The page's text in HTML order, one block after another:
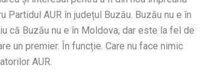
AUR în județul Buzău. Buzău nu e în
că Buzău nu e în Moldova, dar este la fel de
un premier. În funcție. Care nu face nimic
AUR.